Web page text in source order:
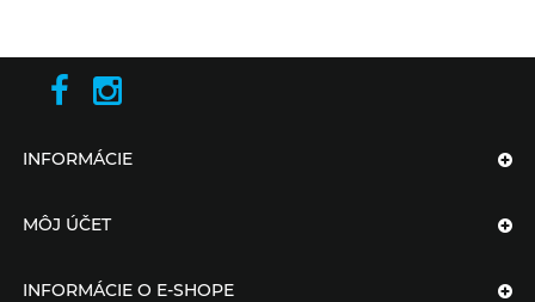
INFORMÁCIE
MÔJ ÚČET
INFORMÁCIE O E-SHOPE